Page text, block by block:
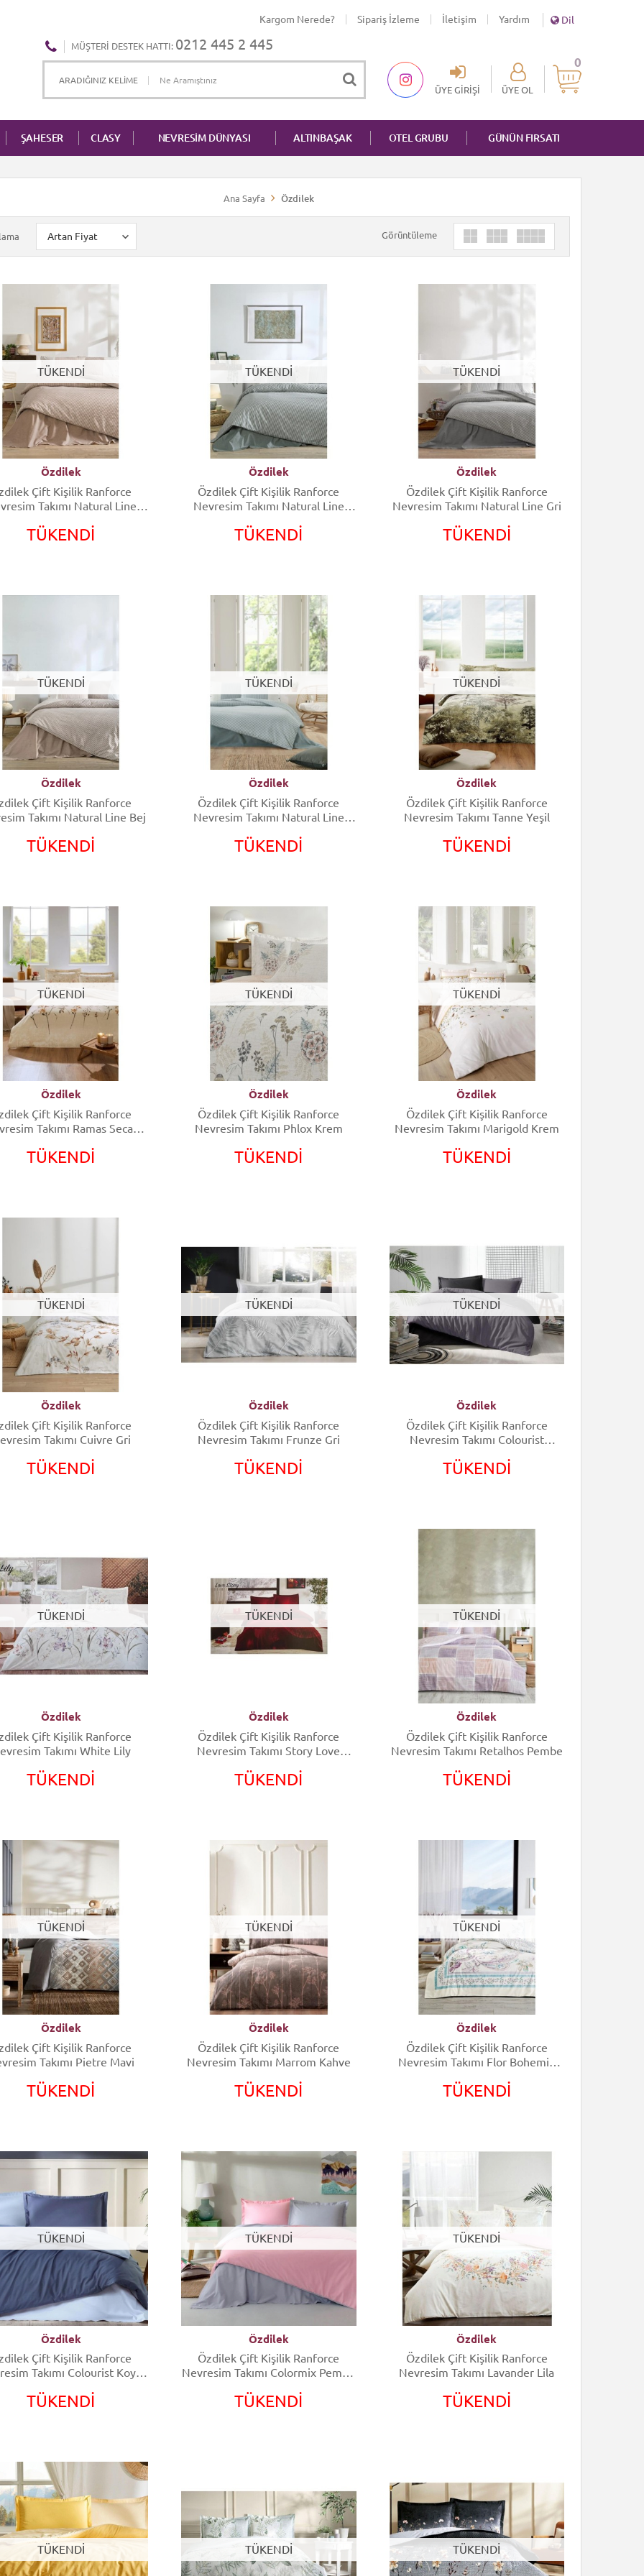
Kargom Nerede? Sipariş İzleme İletişim Yardım Dil
0
ÜYE GIRIŞI ÜYE OL
MÜŞTERI DESTEK HATTI: 0212 445 2 445
ŞAHESER CLASY NEVRESİM DÜNYASI ALTINBAŞAK OTEL GRUBU GÜNÜN FIRSATI
Ana Sayfa Özdilek
Görüntüleme
TÜKENDİ
Özdilek
Çift Kişilik Ranforce
Takımı Natural Line
TÜKENDİ
TÜKENDİ
Özdilek
Özdilek Çift Kişilik Ranforce
Nevresim Takımı Natural Line
TÜKENDİ
TÜKENDİ
Özdilek
Özdilek Çift Kişilik Ranforce
Nevresim Takımı Natural Line Gri
TÜKENDİ
TÜKENDİ
Özdilek
Çift Kişilik Ranforce
Takımı Natural Line Bej
TÜKENDİ
TÜKENDİ
Özdilek
Özdilek Çift Kişilik Ranforce
Nevresim Takımı Natural Line
TÜKENDİ
TÜKENDİ
Özdilek
Özdilek Çift Kişilik Ranforce
Nevresim Takımı Tanne Yeşil
TÜKENDİ
TÜKENDİ
Özdilek
Çift Kişilik Ranforce
Takımı Ramas Secas
TÜKENDİ
TÜKENDİ
Özdilek
Özdilek Çift Kişilik Ranforce
Nevresim Takımı Phlox Krem
TÜKENDİ
TÜKENDİ
Özdilek
Özdilek Çift Kişilik Ranforce
Nevresim Takımı Marigold Krem
TÜKENDİ
TÜKENDİ
Özdilek
Çift Kişilik Ranforce
Takımı Cuivre Gri
TÜKENDİ
TÜKENDİ
Özdilek
Özdilek Çift Kişilik Ranforce
Nevresim Takımı Frunze Gri
TÜKENDİ
TÜKENDİ
Özdilek
Özdilek Çift Kişilik Ranforce
Nevresim Takımı Colourist
TÜKENDİ
TÜKENDİ
Özdilek
Çift Kişilik Ranforce
Takımı White Lily
TÜKENDİ
TÜKENDİ
Özdilek
Özdilek Çift Kişilik Ranforce
Nevresim Takımı Story Love
TÜKENDİ
TÜKENDİ
Özdilek
Özdilek Çift Kişilik Ranforce
Nevresim Takımı Retalhos Pembe
TÜKENDİ
TÜKENDİ
Özdilek
Çift Kişilik Ranforce
Takımı Pietre Mavi
TÜKENDİ
TÜKENDİ
Özdilek
Özdilek Çift Kişilik Ranforce
Nevresim Takımı Marrom Kahve
TÜKENDİ
TÜKENDİ
Özdilek
Özdilek Çift Kişilik Ranforce
Nevresim Takımı Flor Bohemia
TÜKENDİ
TÜKENDİ
Özdilek
Çift Kişilik Ranforce
Takımı Colourist Koyu
TÜKENDİ
TÜKENDİ
Özdilek
Özdilek Çift Kişilik Ranforce
Nevresim Takımı Colormix Pembe
TÜKENDİ
TÜKENDİ
Özdilek
Özdilek Çift Kişilik Ranforce
Nevresim Takımı Lavander Lila
TÜKENDİ
TÜKENDİ TÜKENDİ TÜKENDİ